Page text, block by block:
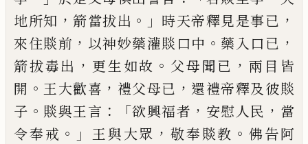
地所知 ， 箭當拔出 。」 時天帝釋見是事已 ，
來住賧前 ， 以神妙藥灌賧口中 。 藥入口已 ，
箭拔毒出 ， 更生如故 。 父母聞已 ， 兩目 皆
開 。 王大歡喜 ， 禮父母已 ， 還禮帝釋及彼賧
子 。 賧與王言 ：「欲興福者 ， 安慰人民 ， 當
令奉戒 。」 王與大眾 ， 敬奉賧教 。 佛告阿